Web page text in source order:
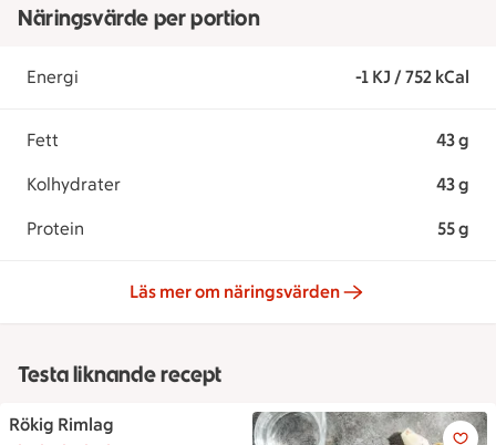
Näringsvärde per portion
Energi -1 KJ / 752 kCal
Fett 43 g
Kolhydrater 43 g
Protein 55 g
Läs mer om näringsvärden
Testa liknande recept
Rökig Rimlag
Rökig Rimlag